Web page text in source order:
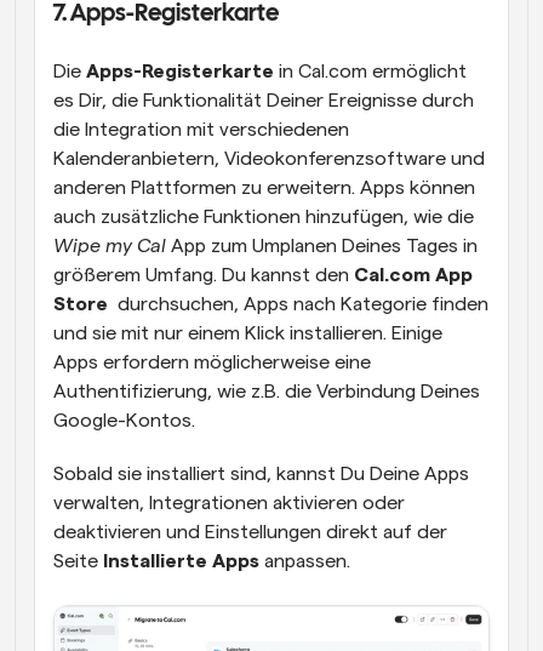
7. Apps-Registerkarte
Die Apps-Registerkarte in Cal.com ermöglicht
es Dir, die Funktionalität Deiner Ereignisse durch
die Integration mit verschiedenen
Kalenderanbietern, Videokonferenzsoftware und
anderen Plattformen zu erweitern. Apps können
Wipe my Cal App zum Umplanen Deines Tages in
größerem Umfang. Du kannst den Cal.com App
Store durchsuchen, Apps nach Kategorie finden
und sie mit nur einem Klick installieren. Einige
Apps erfordern möglicherweise eine
Authentifizierung, wie z.B. die Verbindung Deines
Google-Kontos.
Sobald sie installiert sind, kannst Du Deine Apps
verwalten, Integrationen aktivieren oder
deaktivieren und Einstellungen direkt auf der
Seite Installierte Apps anpassen.